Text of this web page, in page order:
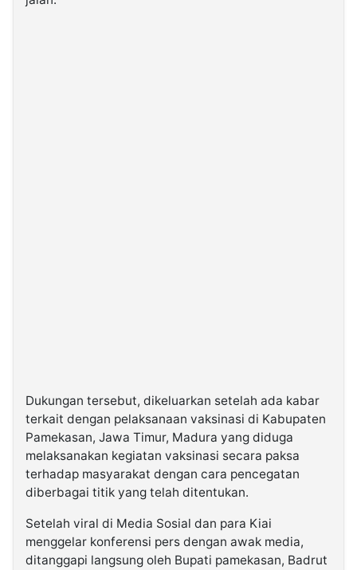
Dukungan tersebut, dikeluarkan setelah ada kabar
terkait dengan pelaksanaan vaksinasi di Kabupaten
Pamekasan, Jawa Timur, Madura yang diduga
melaksanakan kegiatan vaksinasi secara paksa
terhadap masyarakat dengan cara pencegatan
diberbagai titik yang telah ditentukan.
Setelah viral di Media Sosial dan para Kiai
menggelar konferensi pers dengan awak media,
ditanggapi langsung oleh Bupati pamekasan, Badrut